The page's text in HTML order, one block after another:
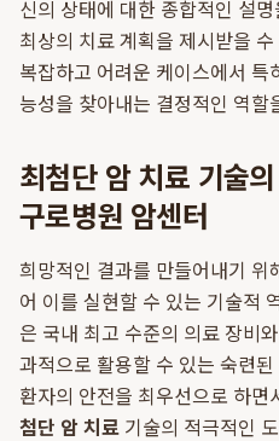
신의 상태에 대한 종합적인 설
최상의 치료 계획을 제시받을
복잡하고 어려운 케이스에서
능성을 찾아내는 결정적인 역할
최첨단 암 치료 기술
구로병원 암센터
희망적인 결과를 만들어내기
어 이를 실현할 수 있는 기술적
은 국내 최고 수준의 의료 장비
과적으로 활용할 수 있는 숙련
환자의 안전을 최우선으로 하
첨단 암 치료 기술의 적극적인